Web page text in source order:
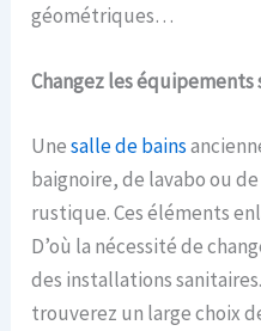
géométriques…
Changez les
Unesalle de bains
baignoire, de lavabo ou
rustique. Ces éléments
D’où la nécessité de
des installations
trouverez un large choix